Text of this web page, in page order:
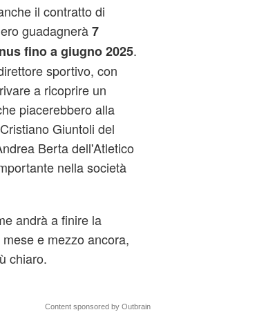
il contratto di
guadagnerà7
fino a giugno 2025.
sportivo, con
a ricoprire un
piacerebbero alla
Giuntoli del
Berta dell'Atletico
nella società
andrà a finire la
e mezzo ancora,
chiaro.
Content sponsored by Outbrain